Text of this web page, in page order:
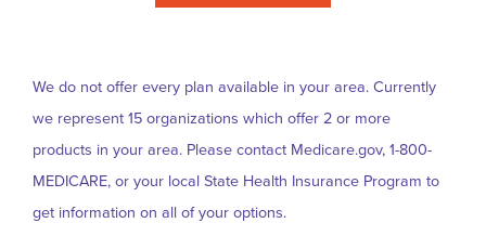
We do not offer every plan available in your area. Currently
we represent 15 organizations which offer 2 or more
products in your area. Please contact Medicare.gov, 1-800-
MEDICARE, or your local State Health Insurance Program to
get information on all of your options.